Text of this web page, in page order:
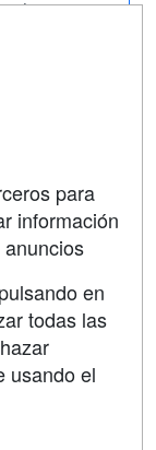
para
información
en
todas las
usando el